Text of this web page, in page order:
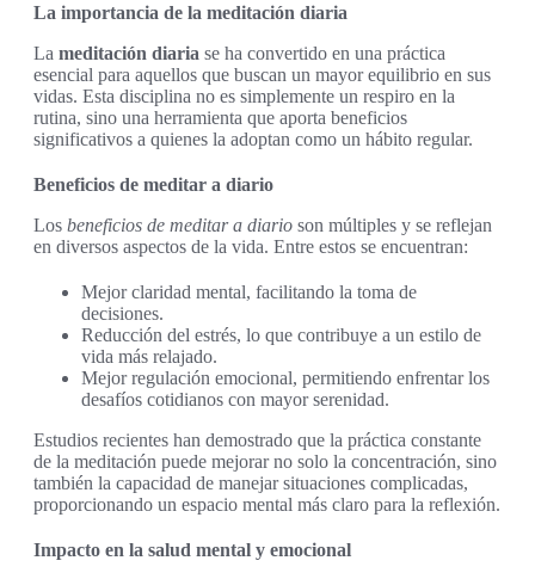
La importancia de la meditación diaria
La meditación diaria se ha convertido en una práctica
esencial para aquellos que buscan un mayor equilibrio en sus
vidas. Esta disciplina no es simplemente un respiro en la
rutina, sino una herramienta que aporta beneficios
significativos a quienes la adoptan como un hábito regular.
Beneficios de meditar a diario
Los beneficios de meditar a diario son múltiples y se reflejan
en diversos aspectos de la vida. Entre estos se encuentran:
Mejor claridad mental, facilitando la toma de
decisiones.
Reducción del estrés, lo que contribuye a un estilo de
vida más relajado.
Mejor regulación emocional, permitiendo enfrentar los
desafíos cotidianos con mayor serenidad.
Estudios recientes han demostrado que la práctica constante
de la meditación puede mejorar no solo la concentración, sino
también la capacidad de manejar situaciones complicadas,
proporcionando un espacio mental más claro para la reflexión.
Impacto en la salud mental y emocional